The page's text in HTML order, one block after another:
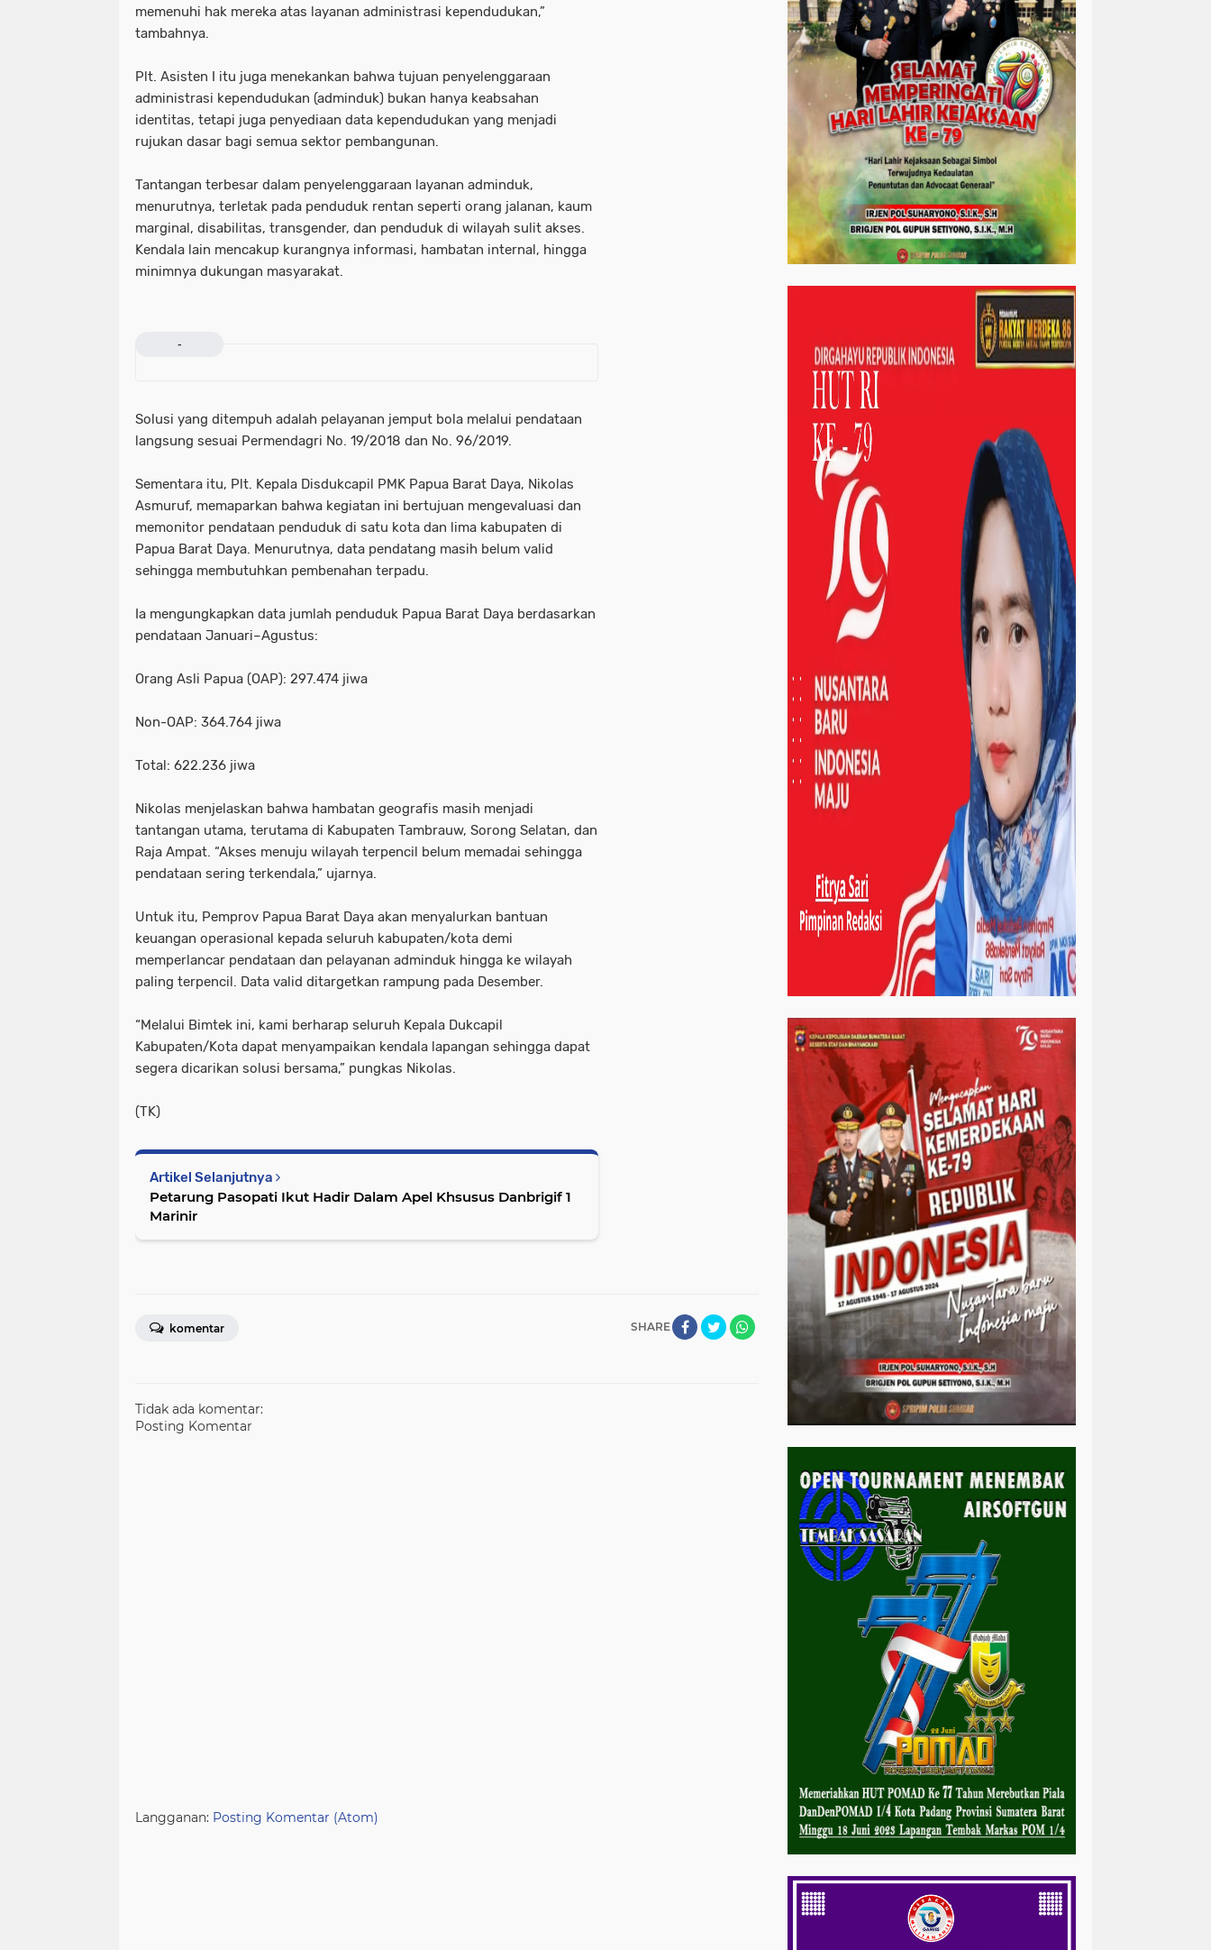
memenuhi hak mereka atas layanan administrasi kependudukan,”
tambahnya.
Plt. Asisten I itu juga menekankan bahwa tujuan penyelenggaraan
administrasi kependudukan (adminduk) bukan hanya keabsahan
identitas, tetapi juga penyediaan data kependudukan yang menjadi
rujukan dasar bagi semua sektor pembangunan.
Tantangan terbesar dalam penyelenggaraan layanan adminduk,
menurutnya, terletak pada penduduk rentan seperti orang jalanan, kaum
marginal, disabilitas, transgender, dan penduduk di wilayah sulit akses.
Kendala lain mencakup kurangnya informasi, hambatan internal, hingga
minimnya dukungan masyarakat.
-
Solusi yang ditempuh adalah pelayanan jemput bola melalui pendataan
langsung sesuai Permendagri No. 19/2018 dan No. 96/2019.
Sementara itu, Plt. Kepala Disdukcapil PMK Papua Barat Daya, Nikolas
Asmuruf, memaparkan bahwa kegiatan ini bertujuan mengevaluasi dan
memonitor pendataan penduduk di satu kota dan lima kabupaten di
Papua Barat Daya. Menurutnya, data pendatang masih belum valid
sehingga membutuhkan pembenahan terpadu.
Ia mengungkapkan data jumlah penduduk Papua Barat Daya berdasarkan
pendataan Januari–Agustus:
Orang Asli Papua (OAP): 297.474 jiwa
Non-OAP: 364.764 jiwa
Total: 622.236 jiwa
Nikolas menjelaskan bahwa hambatan geografis masih menjadi
tantangan utama, terutama di Kabupaten Tambrauw, Sorong Selatan, dan
Raja Ampat. “Akses menuju wilayah terpencil belum memadai sehingga
pendataan sering terkendala,” ujarnya.
Untuk itu, Pemprov Papua Barat Daya akan menyalurkan bantuan
keuangan operasional kepada seluruh kabupaten/kota demi
memperlancar pendataan dan pelayanan adminduk hingga ke wilayah
paling terpencil. Data valid ditargetkan rampung pada Desember.
“Melalui Bimtek ini, kami berharap seluruh Kepala Dukcapil
Kabupaten/Kota dapat menyampaikan kendala lapangan sehingga dapat
segera dicarikan solusi bersama,” pungkas Nikolas.
(TK)
Artikel Selanjutnya
Petarung Pasopati Ikut Hadir Dalam Apel Khsusus Danbrigif 1
Marinir
SHARE
komentar
Tidak ada komentar:
Posting Komentar
Langganan: Posting Komentar (Atom)